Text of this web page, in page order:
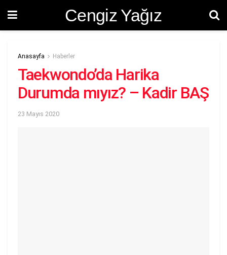
Cengiz Yağız
Anasayfa Haberler
Taekwondo’da Harika
Durumda mıyız? – Kadir BAŞ
23 Mayıs 2020